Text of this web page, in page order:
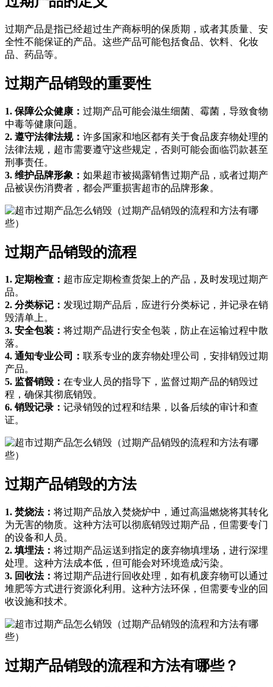
过期产品是指已经超过生产商标明的保质期，或者其质量、安
全性不能保证的产品。这些产品可能包括食品、饮料、化妆
品、药品等。
过期产品销毁的重要性
1. 保障公众健康： 过期产品可能会滋生细菌、霉菌，导致食物
中毒等健康问题。
2. 遵守法律法规： 许多国家和地区都有关于食品废弃物处理的
法律法规，超市需要遵守这些规定，否则可能会面临罚款甚至
刑事责任。
3. 维护品牌形象： 如果超市被揭露销售过期产品，或者过期产
品被误伤消费者，都会严重损害超市的品牌形象。
过期产品销毁的流程
1. 定期检查： 超市应定期检查货架上的产品，及时发现过期产
品。
2. 分类标记： 发现过期产品后，应进行分类标记，并记录在销
毁清单上。
3. 安全包装： 将过期产品进行安全包装，防止在运输过程中散
落。
4. 通知专业公司： 联系专业的废弃物处理公司，安排销毁过期
产品。
5. 监督销毁： 在专业人员的指导下，监督过期产品的销毁过
程，确保其彻底销毁。
6. 销毁记录： 记录销毁的过程和结果，以备后续的审计和查
证。
过期产品销毁的方法
1. 焚烧法： 将过期产品放入焚烧炉中，通过高温燃烧将其转化
为无害的物质。这种方法可以彻底销毁过期产品，但需要专门
的设备和人员。
2. 填埋法： 将过期产品运送到指定的废弃物填埋场，进行深埋
处理。这种方法成本低，但可能会对环境造成污染。
3. 回收法： 将过期产品进行回收处理，如有机废弃物可以通过
堆肥等方式进行资源化利用。这种方法环保，但需要专业的回
收设施和技术。
过期产品销毁的流程和方法有哪些？